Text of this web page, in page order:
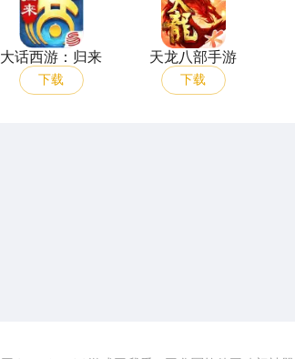
大话西游：归来
下载
天龙八部手游
下载